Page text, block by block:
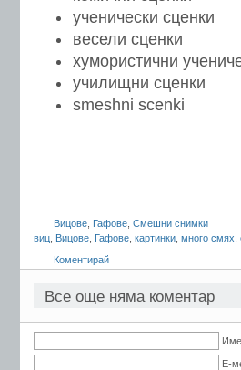
ученически сценки
весели сценки
хумористични
училищни сценки
smeshni scenki
Вицове Гафове Смешни снимки
виц Вицове Гафове картинки много смях
Коментирай
Все още няма коментар
Е-